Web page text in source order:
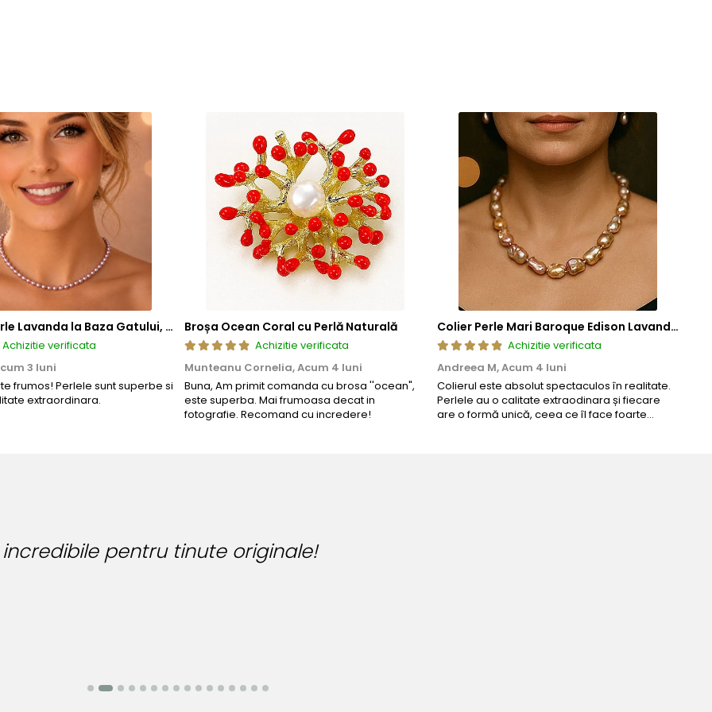
ci si sigura si rezistenta la uzura zilnica. Astfel, clientii se pot bucura de bijuterii rafinate, concepute pentru a oferi atat placere
Colier cu Perle Lavanda la Baza Gatului, de 4-5 mm, Perle Rare, Calitate AAA+, Aur 14K | KASKADDA®
Achizitie verificata
3 luni
frumos! Perlele sunt superbe si
extraordinara.
Broșa Ocean Coral cu Perlă Naturală
Achizitie verificata
Munteanu Cornelia,Acum 4 luni
Buna, Am primit comanda cu brosa ''ocean",
este superba. Mai frumoasa decat in
fotografie. Recomand cu incredere!
Colier Perle Mari Baroque Edison Lavandă, Calitatea AAA, Aur 14K | KASKADDA®
Achizitie verificata
Andreea M,Acum 4 luni
Colierul este absolut spectaculos în realitate.
Perlele au o calitate extraodinara și fiecare
are o formă unică, ceea ce îl face foarte
pentru tinute originale!